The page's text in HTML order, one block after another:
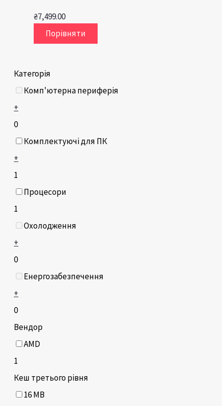
Категорія
Комп'ютерна периферія
+
0
Комплектуючі для ПК
+
1
Процесори
1
Охолодження
+
0
Енергозабезпечення
+
0
Вендор
AMD
1
Кеш третього рівня
16 MB
₴7,499.00
Порівняти